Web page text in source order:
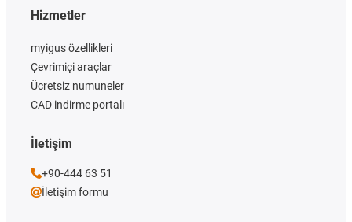
Hizmetler
myigus özellikleri
Çevrimiçi araçlar
Ücretsiz numuneler
CAD indirme portalı
İletişim
+90-444 63 51
İletişim formu